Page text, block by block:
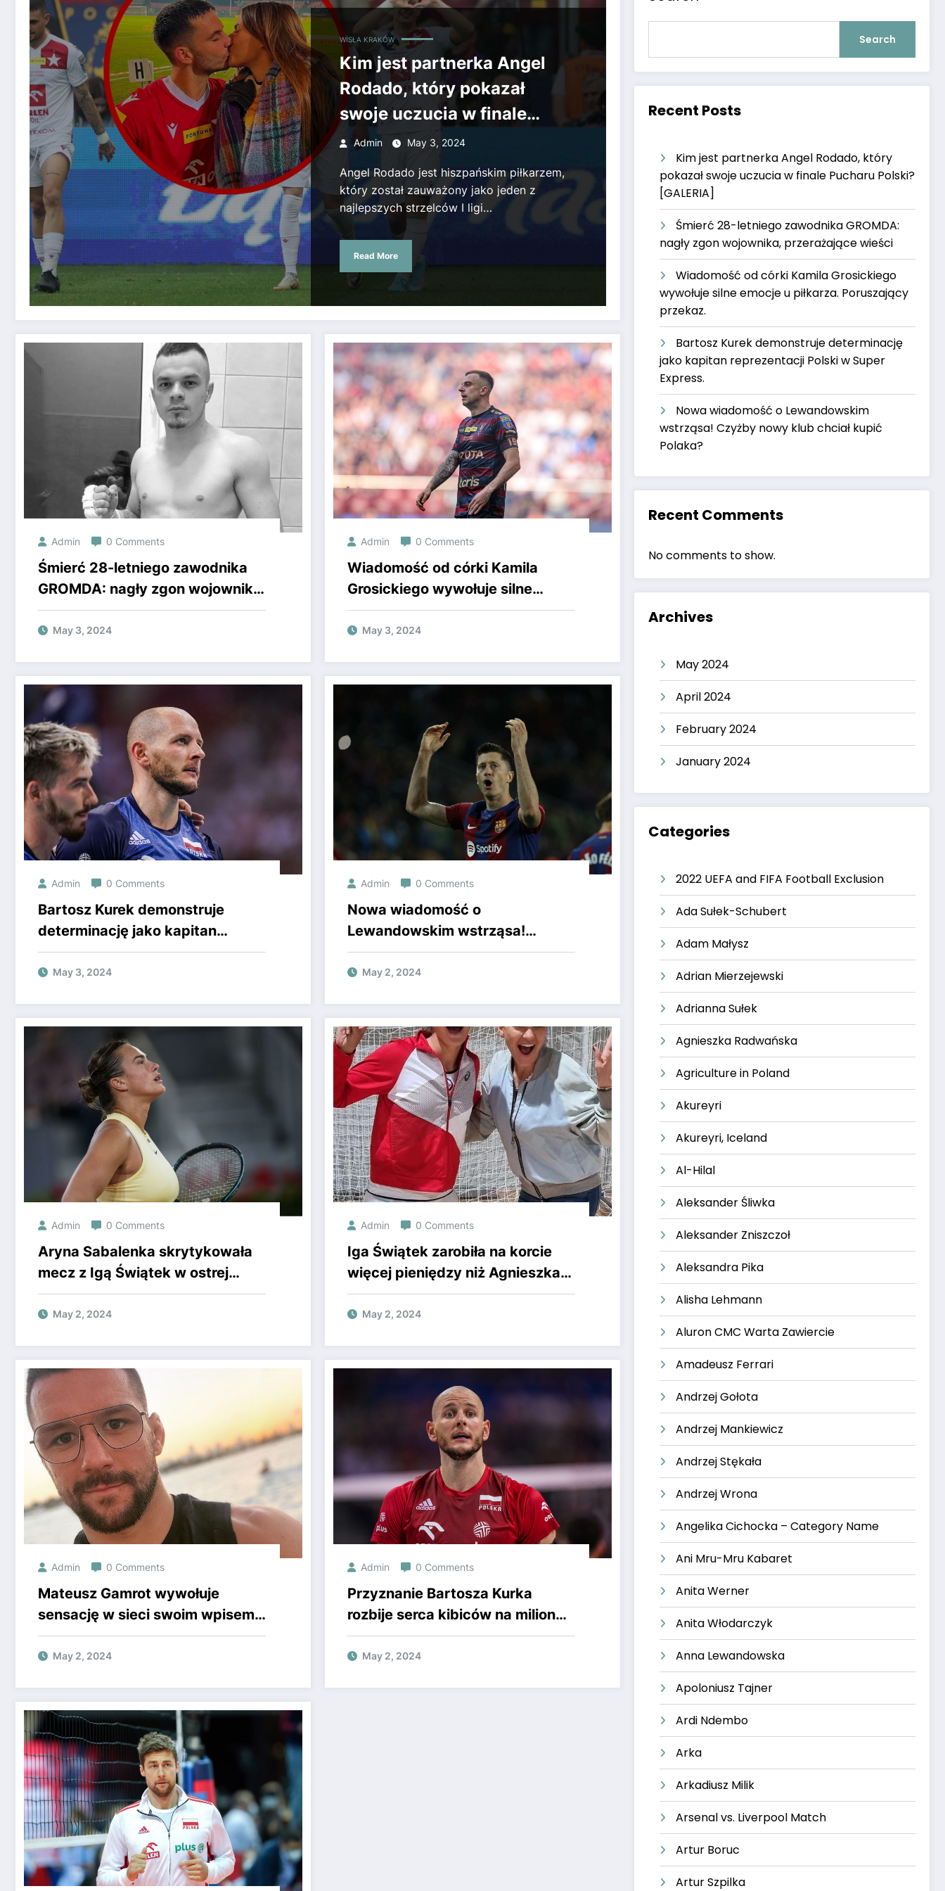
WISŁA KRAKÓW
Kim jest partnerka Angel
Rodado, który pokazał
swoje uczucia w finale
Pucharu Polski? [GALERIA]
Admin May 3, 2024
Angel Rodado jest hiszpańskim piłkarzem,
który został zauważony jako jeden z
najlepszych strzelców I ligi…
Read More
Admin 0 Comments
Śmierć 28-letniego zawodnika
GROMDA: nagły zgon wojownika,
przerażające wieści
May 3, 2024
Admin 0 Comments
Wiadomość od córki Kamila
Grosickiego wywołuje silne
emocje u piłkarza. Poruszający
przekaz.
May 3, 2024
Admin 0 Comments
Bartosz Kurek demonstruje
determinację jako kapitan
reprezentacji Polski w Super
Express.
May 3, 2024
Admin 0 Comments
Nowa wiadomość o
Lewandowskim wstrząsa!
Czyżby nowy klub chciał kupić
Polaka?
May 2, 2024
Admin 0 Comments
Aryna Sabalenka skrytykowała
mecz z Igą Świątek w ostrej
wypowiedzi. Ostrzegła ją w
Super Express.
May 2, 2024
Admin 0 Comments
Iga Świątek zarobiła na korcie
więcej pieniędzy niż Agnieszka
Radwańska! Super Express
donosi, że właśnie ją
May 2, 2024
Admin 0 Comments
Mateusz Gamrot wywołuje
sensację w sieci swoim wpisem,
zyskując uwagę gwiazdy UFC.
Super Express
May 2, 2024
Admin 0 Comments
Przyznanie Bartosza Kurka
rozbije serca kibiców na milion
kawałków. Powiedział to, czego
wielu się obawiało. To będzie
May 2, 2024
Search
Recent Posts
Kim jest partnerka Angel Rodado, który
pokazał swoje uczucia w finale Pucharu Polski?
[GALERIA]
Śmierć 28-letniego zawodnika GROMDA:
nagły zgon wojownika, przerażające wieści
Wiadomość od córki Kamila Grosickiego
wywołuje silne emocje u piłkarza. Poruszający
przekaz.
Bartosz Kurek demonstruje determinację
jako kapitan reprezentacji Polski w Super
Express.
Nowa wiadomość o Lewandowskim
wstrząsa! Czyżby nowy klub chciał kupić
Polaka?
Recent Comments
No comments to show.
Archives
May 2024
April 2024
February 2024
January 2024
Categories
2022 UEFA and FIFA Football Exclusion
Ada Sułek-Schubert
Adam Małysz
Adrian Mierzejewski
Adrianna Sułek
Agnieszka Radwańska
Agriculture in Poland
Akureyri
Akureyri, Iceland
Al-Hilal
Aleksander Śliwka
Aleksander Zniszczoł
Aleksandra Pika
Alisha Lehmann
Aluron CMC Warta Zawiercie
Amadeusz Ferrari
Andrzej Gołota
Andrzej Mankiewicz
Andrzej Stękała
Andrzej Wrona
Angelika Cichocka – Category Name
Ani Mru-Mru Kabaret
Anita Werner
Anita Włodarczyk
Anna Lewandowska
Apoloniusz Tajner
Ardi Ndembo
Arka
Arkadiusz Milik
Arsenal vs. Liverpool Match
Artur Boruc
Artur Szpilka